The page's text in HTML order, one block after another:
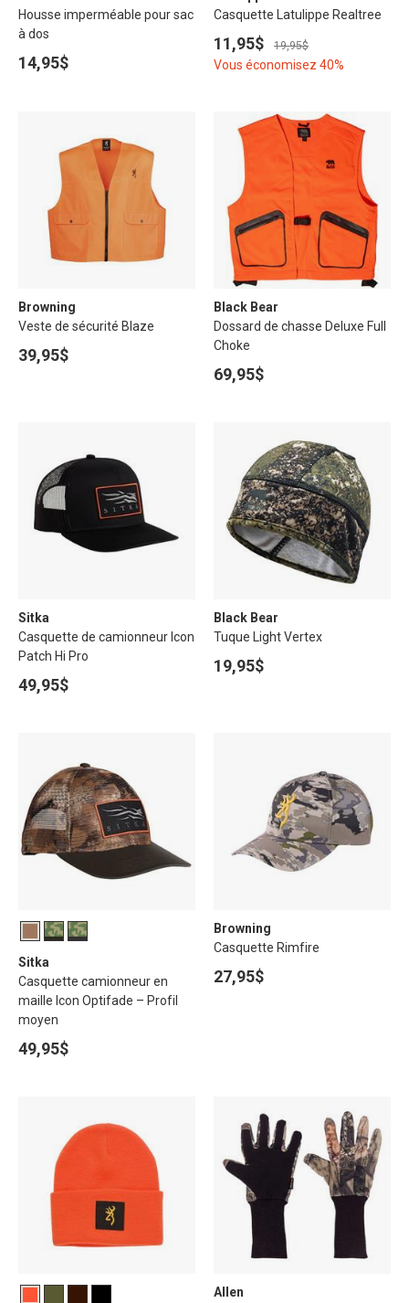
Housse imperméable pour sac
à dos
14,95$
Casquette Latulippe Realtree
11,95$ 19,95$
Vous économisez 40%
Browning
Veste de sécurité Blaze
39,95$
Black Bear
Dossard de chasse Deluxe Full
Choke
69,95$
Sitka
Casquette de camionneur Icon
Patch Hi Pro
49,95$
Black Bear
Tuque Light Vertex
19,95$
Sitka
Casquette camionneur en
maille Icon Optifade – Profil
moyen
49,95$
Browning
Casquette Rimfire
27,95$
Allen